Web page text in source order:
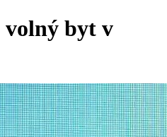
volný byt v